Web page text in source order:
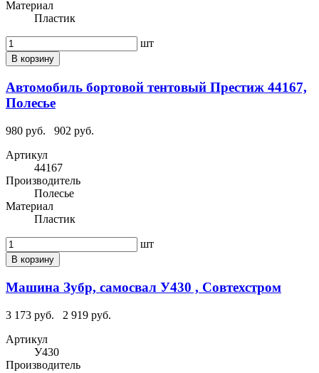
Материал
Пластик
шт
В корзину
Автомобиль бортовой тентовый Престиж 44167,
Полесье
980 руб.
902 руб.
Артикул
44167
Производитель
Полесье
Материал
Пластик
шт
В корзину
Машина Зубр, самосвал У430 , Совтехстром
3 173 руб.
2 919 руб.
Артикул
У430
Производитель